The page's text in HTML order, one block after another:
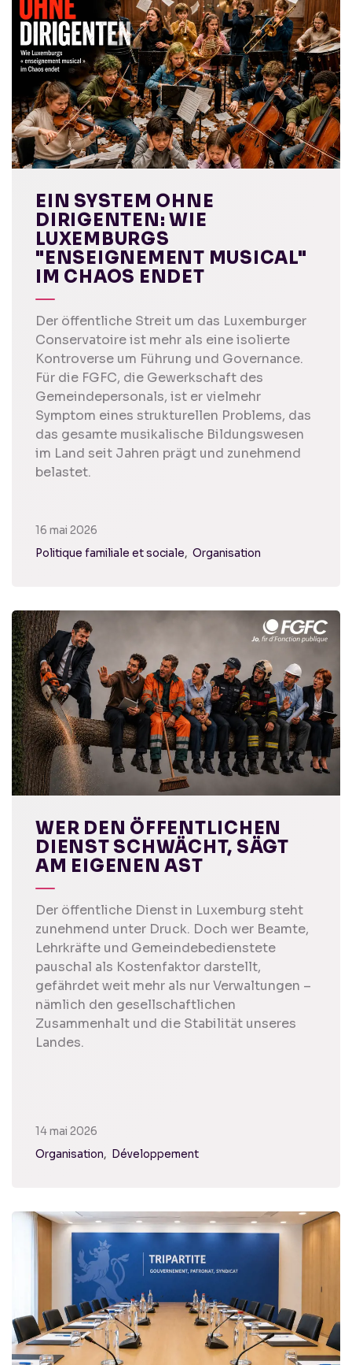
EIN SYSTEM OHNE
DIRIGENTEN: WIE
LUXEMBURGS
"ENSEIGNEMENT MUSICAL"
IM CHAOS ENDET
Der öffentliche Streit um das Luxemburger
Conservatoire ist mehr als eine isolierte
Kontroverse um Führung und Governance.
Für die FGFC, die Gewerkschaft des
Gemeindepersonals, ist er vielmehr
Symptom eines strukturellen Problems, das
das gesamte musikalische Bildungswesen
im Land seit Jahren prägt und zunehmend
belastet.
16 mai 2026
Politique familiale et sociale
Organisation
WER DEN ÖFFENTLICHEN
DIENST SCHWÄCHT, SÄGT
AM EIGENEN AST
Der öffentliche Dienst in Luxemburg steht
zunehmend unter Druck. Doch wer Beamte,
Lehrkräfte und Gemeindebedienstete
pauschal als Kostenfaktor darstellt,
gefährdet weit mehr als nur Verwaltungen –
nämlich den gesellschaftlichen
Zusammenhalt und die Stabilität unseres
Landes.
14 mai 2026
Organisation
Développement